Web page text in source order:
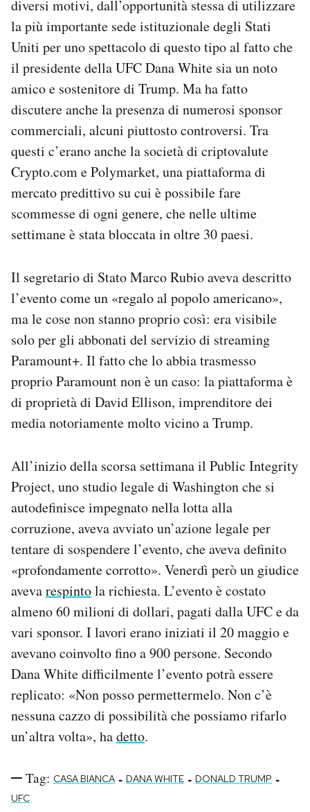
diversi motivi, dall’opportunità stessa di utilizzare
la più importante sede istituzionale degli Stati
Uniti per uno spettacolo di questo tipo al fatto che
il presidente della UFC Dana White sia un noto
amico e sostenitore di Trump. Ma ha fatto
discutere anche la presenza di numerosi sponsor
commerciali, alcuni piuttosto controversi. Tra
questi c’erano anche la società di criptovalute
Crypto.com e Polymarket, una piattaforma di
mercato predittivo su cui è possibile fare
scommesse di ogni genere, che nelle ultime
settimane è stata bloccata in oltre 30 paesi.
Il segretario di Stato Marco Rubio aveva descritto
l’evento come un «regalo al popolo americano»,
ma le cose non stanno proprio così: era visibile
solo per gli abbonati del servizio di streaming
Paramount+. Il fatto che lo abbia trasmesso
proprio Paramount non è un caso: la piattaforma è
di proprietà di David Ellison, imprenditore dei
media notoriamente molto vicino a Trump.
All’inizio della scorsa settimana il Public Integrity
Project, uno studio legale di Washington che si
autodefinisce impegnato nella lotta alla
corruzione, aveva avviato un’azione legale per
tentare di sospendere l’evento, che aveva definito
«profondamente corrotto». Venerdì però un giudice
avevarespintola richiesta. L’evento è costato
almeno 60 milioni di dollari, pagati dalla UFC e da
vari sponsor. I lavori erano iniziati il 20 maggio e
avevano coinvolto fino a 900 persone. Secondo
Dana White difficilmente l’evento potrà essere
replicato: «Non posso permettermelo. Non c’è
nessuna cazzo di possibilità che possiamo rifarlo
un’altra volta», hadetto.
Tag: CASA BIANCA - DANA WHITE - DONALD TRUMP -
UFC